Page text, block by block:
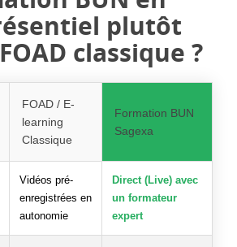
plutôt
classique ?
FOAD / E-
learning
Classique
Formation BUN
Sagexa
Vidéos pré-
enregistrées en
autonomie
Direct (Live) avec
un formateur
expert